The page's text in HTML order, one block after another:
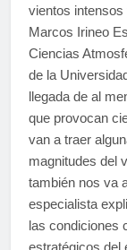
vientos
Marcos Irineo
Ciencias
de la
llegada de al
que provocan
van a traer
magnitudes del
también nos va
especialista
las condiciones